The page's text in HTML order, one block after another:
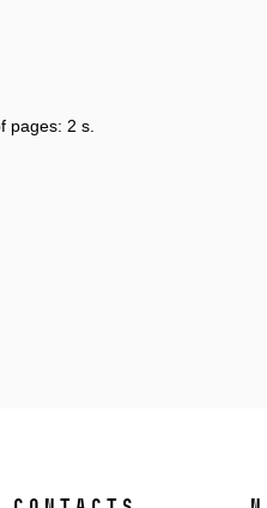
pages: 2 s.